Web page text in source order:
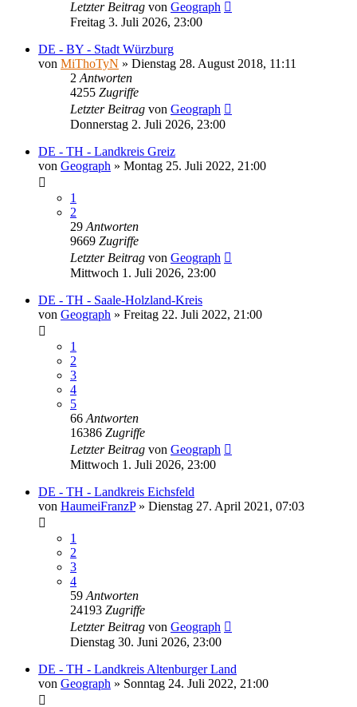
Letzter Beitrag von Geograph
Freitag 3. Juli 2026, 23:00
DE - BY - Stadt Würzburg
von MiThoTyN » Dienstag 28. August 2018, 11:11
2 Antworten
4255 Zugriffe
Letzter Beitrag von Geograph
Donnerstag 2. Juli 2026, 23:00
DE - TH - Landkreis Greiz
von Geograph » Montag 25. Juli 2022, 21:00
1
2
29 Antworten
9669 Zugriffe
Letzter Beitrag von Geograph
Mittwoch 1. Juli 2026, 23:00
DE - TH - Saale-Holzland-Kreis
von Geograph » Freitag 22. Juli 2022, 21:00
1
2
3
4
5
66 Antworten
16386 Zugriffe
Letzter Beitrag von Geograph
Mittwoch 1. Juli 2026, 23:00
DE - TH - Landkreis Eichsfeld
von HaumeiFranzP» Dienstag 27. April 2021, 07:03
1
2
3
4
59 Antworten
24193 Zugriffe
Letzter Beitrag von Geograph
Dienstag 30. Juni 2026, 23:00
DE - TH - Landkreis Altenburger Land
von Geograph » Sonntag 24. Juli 2022, 21:00